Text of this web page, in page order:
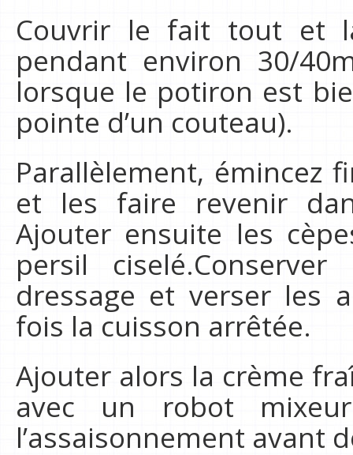
Couvrir le fait tout et
pendant environ 30/
lorsque le potiron est
pointe d’un couteau).
Parallèlement, émincez
et les faire revenir
Ajouter ensuite les
persil
dressage et verser les
fois la cuisson arrêtée.
Ajouter alors la crème
avec un robot
l’assaisonnement avant